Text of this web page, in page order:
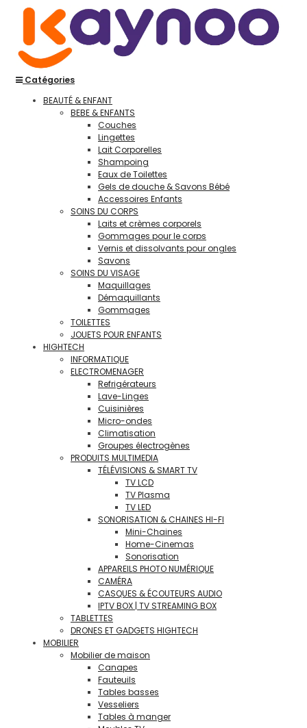
Catégories
BEAUTÉ & ENFANT
BEBE & ENFANTS
Couches
Lingettes
Lait Corporelles
Shampoing
Eaux de Toilettes
Gels de douche & Savons Bébé
Accessoires Enfants
SOINS DU CORPS
Laits et crèmes corporels
Gommages pour le corps
Vernis et dissolvants pour ongles
Savons
SOINS DU VISAGE
Maquillages
Démaquillants
Gommages
TOILETTES
JOUETS POUR ENFANTS
HIGHTECH
INFORMATIQUE
ELECTROMENAGER
Refrigérateurs
Lave-Linges
Cuisinières
Micro-ondes
Climatisation
Groupes électrogènes
PRODUITS MULTIMEDIA
TÉLÉVISIONS & SMART TV
TV LCD
TV Plasma
TV LED
SONORISATION & CHAINES HI-FI
Mini-Chaines
Home-Cinemas
Sonorisation
APPAREILS PHOTO NUMÉRIQUE
CAMÉRA
CASQUES & ÉCOUTEURS AUDIO
IPTV BOX | TV STREAMING BOX
TABLETTES
DRONES ET GADGETS HIGHTECH
MOBILIER
Mobilier de maison
Canapes
Fauteuils
Tables basses
Vesseliers
Tables à manger